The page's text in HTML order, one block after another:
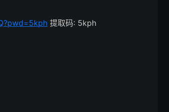
提取码: 5kph